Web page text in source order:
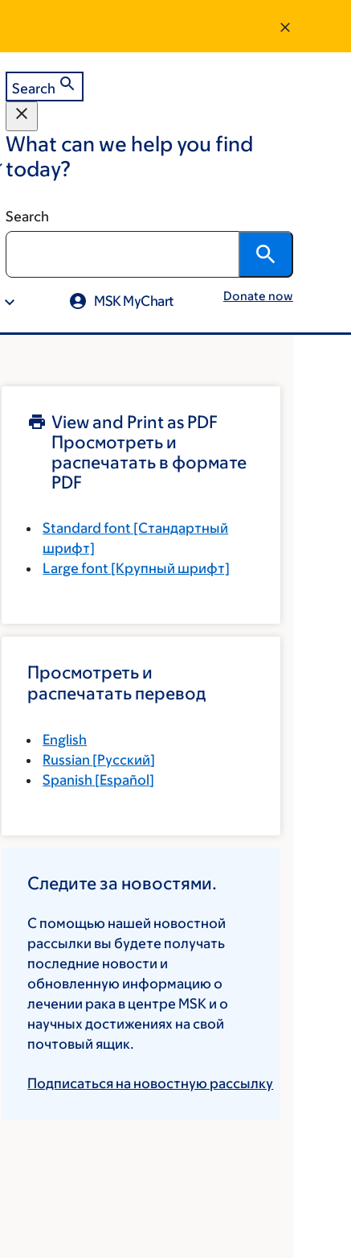
Search
What can we help you find
today?
Search
MSK MyChart Donate now
View and Print as PDF
Просмотреть и
распечатать в формате
PDF
Standard font [Стандартный
шрифт]
Large font [Крупный шрифт]
Просмотреть и
распечатать перевод
English
Russian [Русский]
Spanish [Español]
Следите за новостями.
С помощью нашей новостной
рассылки вы будете получать
последние новости и
обновленную информацию о
лечении рака в центре MSK и о
научных достижениях на свой
почтовый ящик.
Подписаться на новостную рассылку